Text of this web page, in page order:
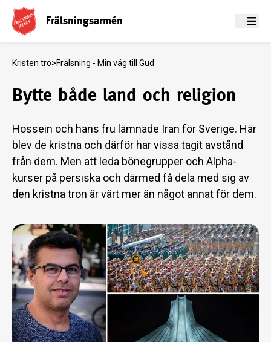
Frälsningsarmén Meny
Kristen tro>Frälsning - Min väg till Gud
Bytte både land och religion
Hossein och hans fru lämnade Iran för Sverige. Här
blev de kristna och därför har vissa tagit avstånd
från dem. Men att leda bönegrupper och Alpha-
kurser på persiska och därmed få dela med sig av
den kristna tron är värt mer än något annat för dem.